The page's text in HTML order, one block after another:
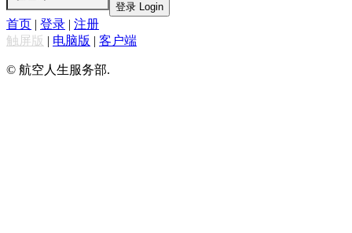
登录 Login
首页 | 登录 | 注册
触屏版 | 电脑版 | 客户端
© 航空人生服务部.